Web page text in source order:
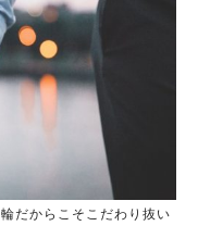
だからこそこだわり抜い